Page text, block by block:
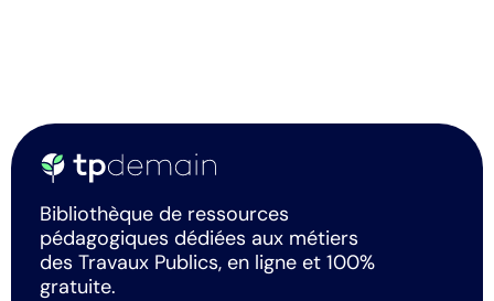
Bibliothèque de ressources
pédagogiques dédiées aux métiers
des Travaux Publics, en ligne et 100%
gratuite.